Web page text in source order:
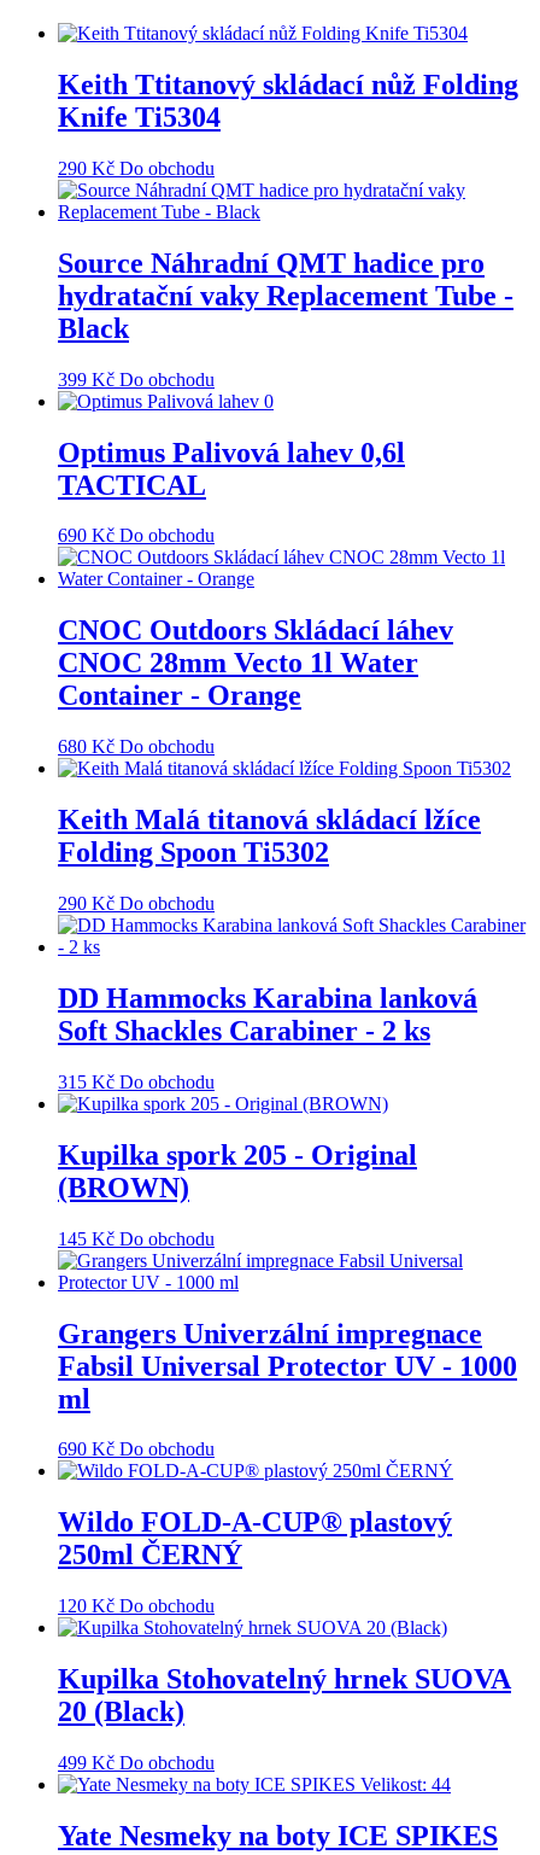
Keith Ttitanový skládací nůž Folding
Knife Ti5304
290 Kč Do obchodu
Source Náhradní QMT hadice pro
hydratační vaky Replacement Tube -
Black
399 Kč Do obchodu
Optimus Palivová lahev 0,6l
TACTICAL
690 Kč Do obchodu
CNOC Outdoors Skládací láhev
CNOC 28mm Vecto 1l Water
Container - Orange
680 Kč Do obchodu
Keith Malá titanová skládací lžíce
Folding Spoon Ti5302
290 Kč Do obchodu
DD Hammocks Karabina lanková
Soft Shackles Carabiner - 2 ks
315 Kč Do obchodu
Kupilka spork 205 - Original
(BROWN)
145 Kč Do obchodu
Grangers Univerzální impregnace
Fabsil Universal Protector UV - 1000
ml
690 Kč Do obchodu
Wildo FOLD-A-CUP® plastový
250ml ČERNÝ
120 Kč Do obchodu
Kupilka Stohovatelný hrnek SUOVA
20 (Black)
499 Kč Do obchodu
Yate Nesmeky na boty ICE SPIKES